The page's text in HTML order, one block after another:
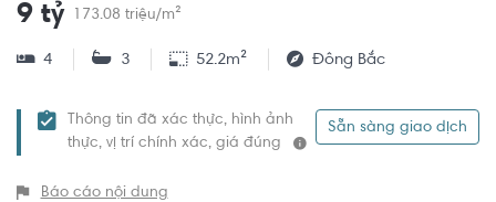
9 tỷ 173.08 triệu/m²
4 3 52.2m² Đông Bắc
Thông tin đã xác thực, hình ảnh
thực, vị trí chính xác, giá đúng
Sẵn sàng giao dịch
Báo cáo nội dung